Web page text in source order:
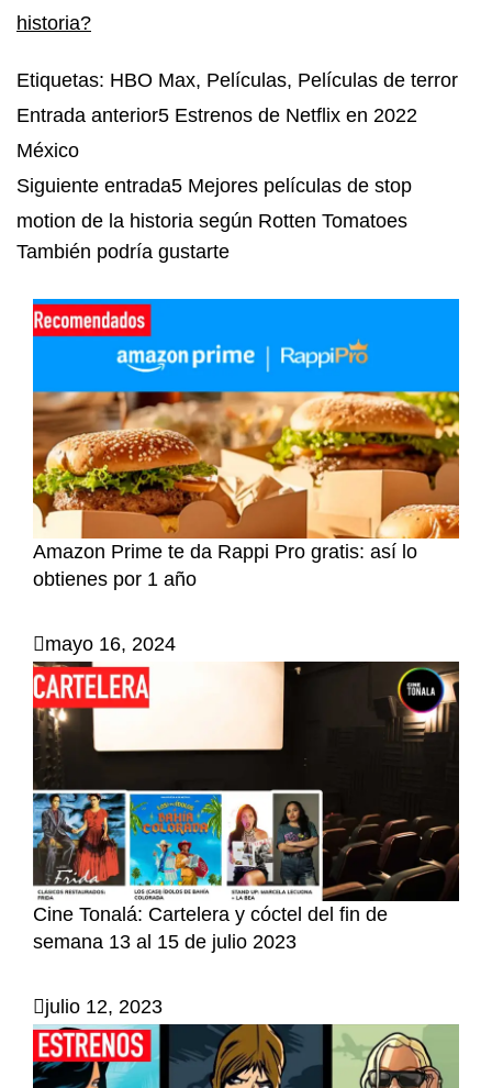
historia?
Etiquetas: HBO Max, Películas, Películas de terror
Entrada anterior5 Estrenos de Netflix en 2022
México
Siguiente entrada5 Mejores películas de stop
motion de la historia según Rotten Tomatoes
También podría gustarte
Amazon Prime te da Rappi Pro gratis: así lo
obtienes por 1 año
mayo 16, 2024
Cine Tonalá: Cartelera y cóctel del fin de
semana 13 al 15 de julio 2023
julio 12, 2023